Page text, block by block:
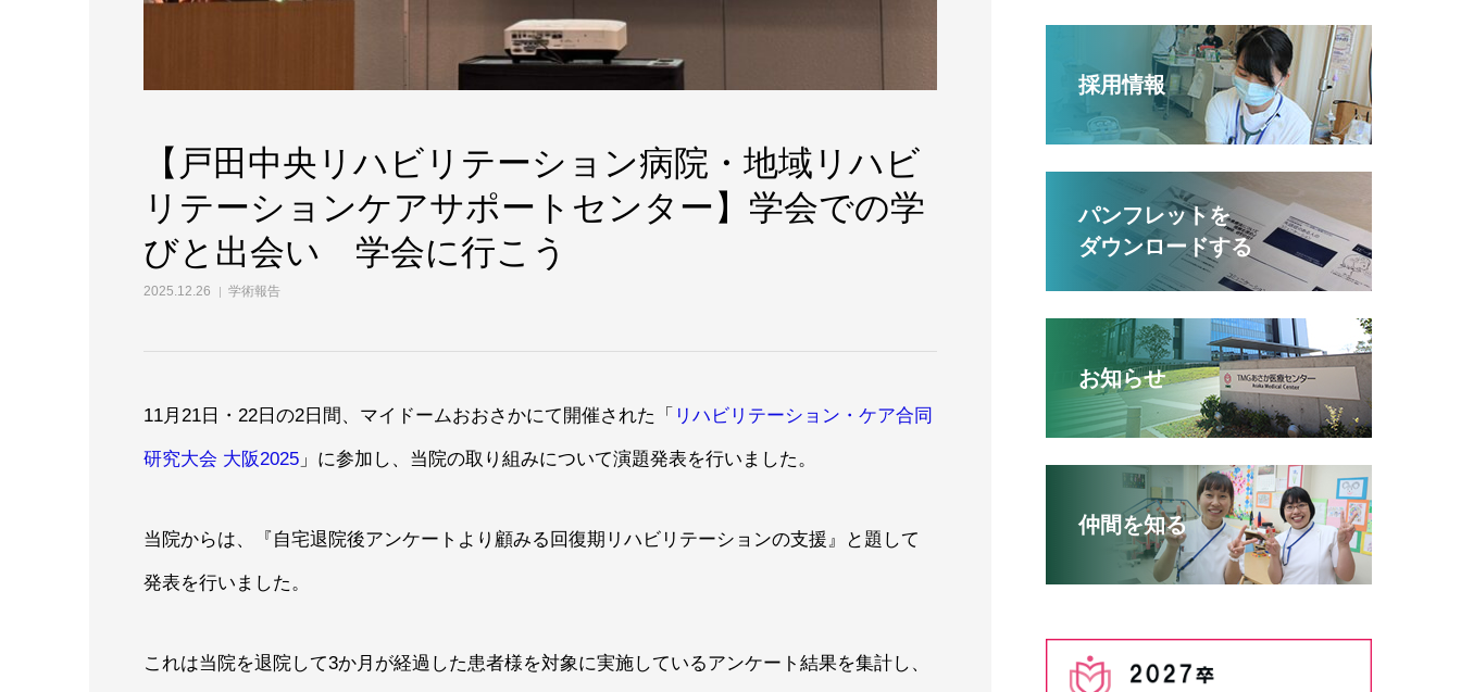
【戸田中央リハビリテーション病院・地域リハビ
リテーションケアサポートセンター】学会での学
びと出会い 学会に行こう
2025.12.26 学術報告
11月21日・22日の2日間、マイドームおおさかにて開催された「 リハビリテーション・ケア合同
研究大会 大阪2025 」に参加し、当院の取り組みについて演題発表を行いました。
当院からは、『自宅退院後アンケートより顧みる回復期リハビリテーションの支援』と題して
発表を行いました。
これは当院を退院して3か月が経過した患者様を対象に実施しているアンケート結果を集計し、
採用情報
パンフレットを
ダウンロードする
お知らせ
仲間を知る